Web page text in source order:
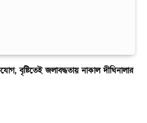
বৃষ্টিতেই জলাবদ্ধতায় নাকাল দীঘিনালার